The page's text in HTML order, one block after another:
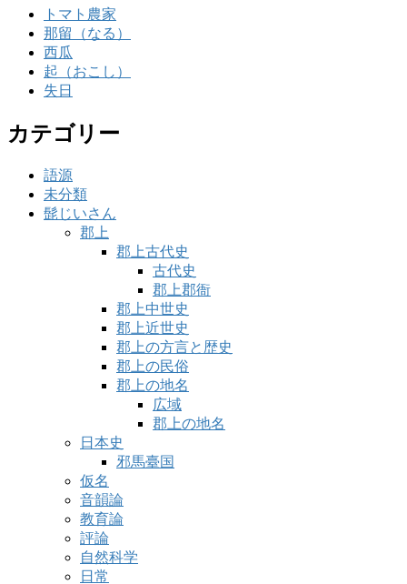
トマト農家
那留（なる）
西瓜
起（おこし）
失日
カテゴリー
語源
未分類
髭じいさん
郡上
郡上古代史
古代史
郡上郡衙
郡上中世史
郡上近世史
郡上の方言と歴史
郡上の民俗
郡上の地名
広域
郡上の地名
日本史
邪馬臺国
仮名
音韻論
教育論
評論
自然科学
日常